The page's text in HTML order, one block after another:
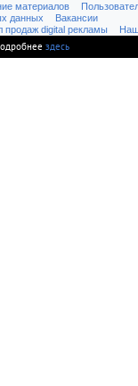
материалов
данных
Вакансии
продаж digital рекламы
здесь